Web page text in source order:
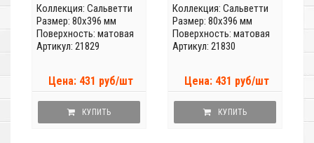
Коллекция: Сальветти
Размер: 80x396 мм
Поверхность: матовая
Артикул: 21829
Цена: 431 руб/шт
КУПИТЬ
Коллекция: Сальветти
Размер: 80x396 мм
Поверхность: матовая
Артикул: 21830
Цена: 431 руб/шт
КУПИТЬ